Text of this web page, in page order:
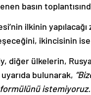
basın
ilkinin
ikincisinin
diğer ülkelerin,
bulunarak,